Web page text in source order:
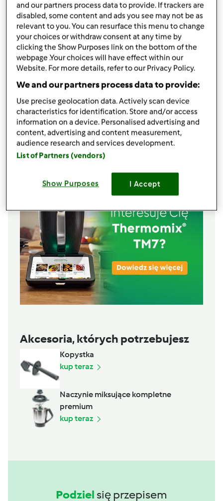
1 łyżka syropu klonowego
300gmleczka kokosowego
700g wody
0,5łyżeczki kurkumy
300gsoczewicy,o krótkim czasie gotowania
2łyżkicurry
150g cukinii,pokrojonej w kostkę
200gmarchewki,pokrojonej w plasterki
2łyżeczkisoli
0,5łyżeczki kolendry, mielonej
0,5łyżeczki kminku
Lista zakupów
Akcesoria, których potrzebujesz
Kopystka
kup teraz
Naczynie miksujące kompletne
premium
kup teraz
Podziel się przepisem
and our partners process data to provide. If trackers are
disabled, some content and ads you see may not be as
relevant to you. You can resurface this menu to change
your choices or withdraw consent at any time by
clicking the Show Purposes link on the bottom of the
webpage .Your choices will have effect within our
Website. For more details, refer to our Privacy Policy.
We and our partners process data to provide:
Use precise geolocation data. Actively scan device
characteristics for identification. Store and/or access
information on a device. Personalised advertising and
content, advertising and content measurement,
audience research and services development.
List of Partners (vendors)
Show Purposes I Accept